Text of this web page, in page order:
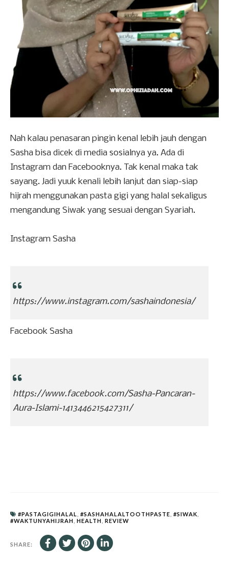
Nah kalau penasaran pingin kenal lebih jauh dengan
Sasha bisa dicek di media sosialnya ya. Ada di
Instagram dan Facebooknya. Tak kenal maka tak
sayang. Jadi yuuk kenali lebih lanjut dan siap-siap
hijrah menggunakan pasta gigi yang halal sekaligus
mengandung Siwak yang sesuai dengan Syariah.
Instagram Sasha
https://www.instagram.com/sashaindonesia/
Facebook Sasha
https://www.facebook.com/Sasha-Pancaran-
Aura-Islami-1413446215427311/
#PASTAGIGIHALAL #SASHAHALALTOOTHPASTE #SIWAK
#WAKTUNYAHIJRAH HEALTH REVIEW
SHARE: